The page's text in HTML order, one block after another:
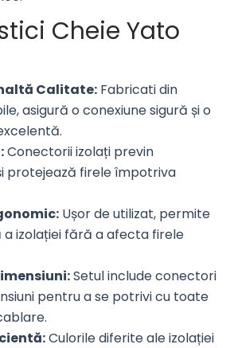
Cheie Yato
Calitate: Fabricati din
asigură o conexiune sigură și o
Conectorii izolați previn
protejează firele împotriva
Ușor de utilizat, permite
izolației fără a afecta firele
Setul include conectori
pentru a se potrivi cu toate
Culorile diferite ale izolației